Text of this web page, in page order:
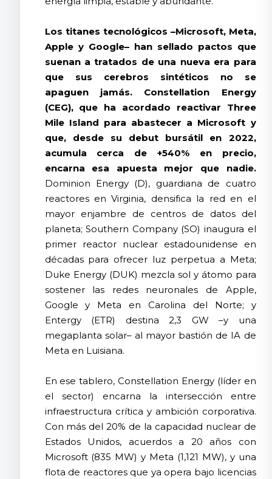
Los titanes tecnológicos –Microsoft, Meta,
Apple y Google– han sellado pactos que
suenan a tratados de una nueva era para
que sus cerebros sintéticos no se
apaguen jamás. Constellation Energy
(CEG), que ha acordado reactivar Three
Mile Island para abastecer a Microsoft y
que, desde su debut bursátil en 2022,
acumula cerca de +540% en precio,
encarna esa apuesta mejor que nadie.
Dominion Energy (D), guardiana de cuatro
reactores en Virginia, densifica la red en el
mayor enjambre de centros de datos del
planeta; Southern Company (SO) inaugura el
primer reactor nuclear estadounidense en
décadas para ofrecer luz perpetua a Meta;
Duke Energy (DUK) mezcla sol y átomo para
sostener las redes neuronales de Apple,
Google y Meta en Carolina del Norte; y
Entergy (ETR) destina 2,3 GW –y una
megaplanta solar– al mayor bastión de IA de
Meta en Luisiana.
En ese tablero, Constellation Energy (líder en
el sector) encarna la intersección entre
infraestructura crítica y ambición corporativa.
Con más del 20% de la capacidad nuclear de
Estados Unidos, acuerdos a 20 años con
Microsoft (835 MW) y Meta (1,121 MW), y una
flota de reactores que ya opera bajo licencias